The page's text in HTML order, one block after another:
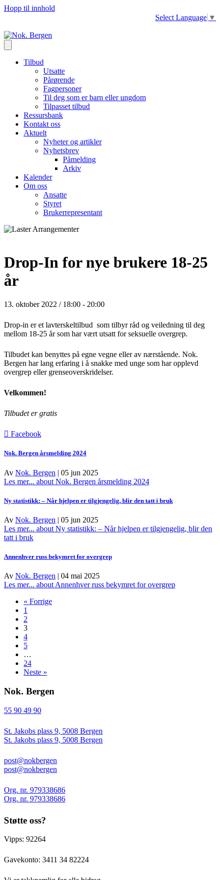
Hopp til innhold
Select Language ▼
Tilbud
Utsatte
Pårørende
Fagpersoner
Til deg som er barn eller ungdom
Tilpasset tilbud
Ressursbank
Kontakt oss
Aktuelt
Nyheter og artikler
Nyhetsbrev
Påmelding
Arkiv
Kalender
Om oss
Ansatte
Styret
Brukerrepresentant
Drop-In for nye brukere 18-25
år
13. oktober 2022 / 18:00 - 20:00
Drop-in er et lavterskeltilbud som tilbyr råd og veiledning til deg
mellom 18-25 år som har vært utsatt for seksuelle overgrep.
Tilbudet kan benyttes på egne vegne eller av nærstående. Nok.
Bergen har lang erfaring i å snakke med unge som har opplevd
overgrep eller grenseoverskridelser.
Velkommen!
Tilbudet er gratis
Facebook
Nok. Bergen årsmelding 2024
Av Nok. Bergen | 05 jun 2025
Les mer... about Nok. Bergen årsmelding 2024
Ny statistikk: – Når hjelpen er tilgjengelig, blir den tatt i bruk
Av Nok. Bergen | 05 jun 2025
Les mer... about Ny statistikk: – Når hjelpen er tilgjengelig, blir den
tatt i bruk
Annenhver russ bekymret for overgrep
Av Nok. Bergen | 04 mai 2025
Les mer... about Annenhver russ bekymret for overgrep
« Forrige
1
2
3
4
5
…
24
Neste »
Nok. Bergen
55 90 49 90
St. Jakobs plass 9, 5008 Bergen
St. Jakobs plass 9, 5008 Bergen
post@nokbergen
post@nokbergen
Org. nr. 979338686
Org. nr. 979338686
Støtte oss?
Vipps: 92264
Gavekonto: 3411 34 82224